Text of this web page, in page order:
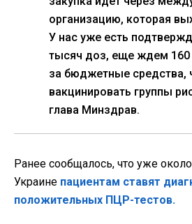
организацию, которая
У нас уже есть
тысяч доз, еще ждем 160
за бюджетные средства,
вакцинировать группы
глава Минздрав.
Ранее сообщалось, что уже
Украине пациентам ставят
положительных ПЦР-тестов.